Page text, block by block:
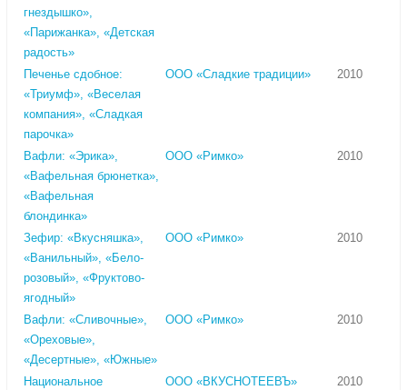
гнездышко»,
«Парижанка», «Детская
радость»
Печенье сдобное:
«Триумф», «Веселая
компания», «Сладкая
парочка»
ООО «Сладкие традиции» 2010
Вафли: «Эрика»,
«Вафельная брюнетка»,
«Вафельная
блондинка»
ООО «Римко» 2010
Зефир: «Вкусняшка»,
«Ванильный», «Бело-
розовый», «Фруктово-
ягодный»
ООО «Римко» 2010
Вафли: «Сливочные»,
«Ореховые»,
«Десертные», «Южные»
ООО «Римко» 2010
Национальное
ООО «ВКУСНОТЕЕВЪ» 2010